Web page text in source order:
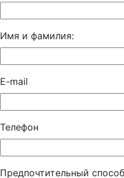
Имя и фамилия:
E-mail
Телефон
Предпочтительный